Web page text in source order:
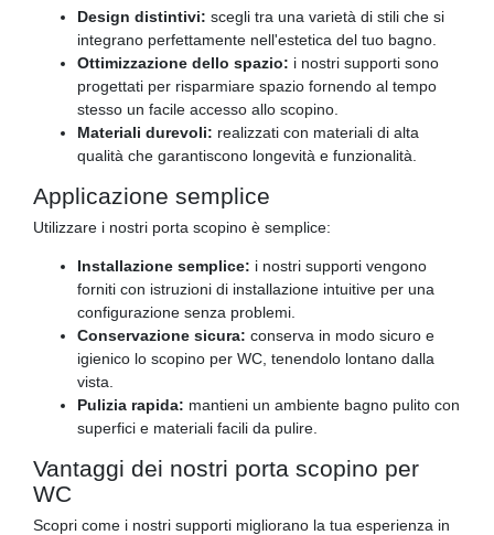
Design distintivi: scegli tra una varietà di stili che si
integrano perfettamente nell'estetica del tuo bagno.
Ottimizzazione dello spazio: i nostri supporti sono
progettati per risparmiare spazio fornendo al tempo
stesso un facile accesso allo scopino.
Materiali durevoli: realizzati con materiali di alta
qualità che garantiscono longevità e funzionalità.
Applicazione semplice
Utilizzare i nostri porta scopino è semplice:
Installazione semplice: i nostri supporti vengono
forniti con istruzioni di installazione intuitive per una
configurazione senza problemi.
Conservazione sicura: conserva in modo sicuro e
igienico lo scopino per WC, tenendolo lontano dalla
vista.
Pulizia rapida: mantieni un ambiente bagno pulito con
superfici e materiali facili da pulire.
Vantaggi dei nostri porta scopino per
WC
Scopri come i nostri supporti migliorano la tua esperienza in